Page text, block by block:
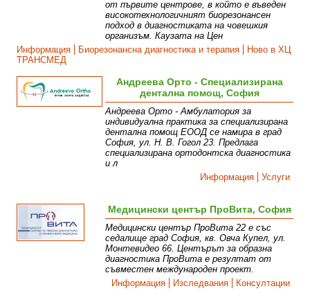
от първите центрове, в който е въведен
високотехнологичният биорезонансен
подход в диагностиката на човешкия
организъм. Каузата на Цен
Информация
Биорезонансна диагностика и терапия
Ново в ХЦ
ТРАНСМЕД
Андреева Орто - Специализирана
дентална помощ, София
Андреева Орто - Амбулатория за
индивидуална практика за специализирана
дентална помощ ЕООД се намира в град
София, ул. Н. В. Гогол 23. Предлага
специализирана ортодонтска диагностика
и л
Информация
Услуги
Медицински център ПроВита, София
Медицински център ПроВита 22 е със
седалище град София, кв. Овча Купел, ул.
Монтевидео 66. Центърът за образна
диагностика ПроВита e резултат от
съвместен международен проект.
Информация
Изследвания Консултации